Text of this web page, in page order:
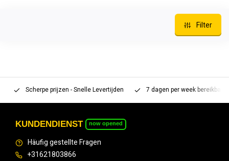
Filter
Scherpe prijzen - Snelle Levertijden 7 dagen per week bereikbaar
KUNDENDIENST now opened
Häufig gestellte Fragen
+31621803866